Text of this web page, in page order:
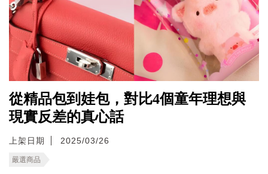
從精品包到娃包，對比4個童年理想與
現實反差的真心話
上架日期 2025/03/26
嚴選商品